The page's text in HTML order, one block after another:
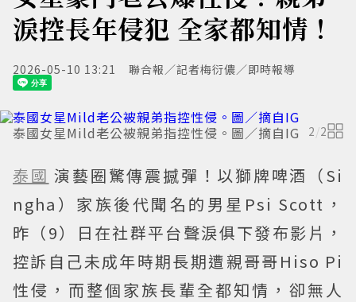
淚控長年侵犯 全家都知情！
2026-05-10 13:21 聯合報／記者梅衍儂／即時報導
泰國女星Mild老公被親弟指控性侵。圖／摘自IG 2/2
泰國 演藝圈驚傳震撼彈！以獅牌啤酒（Si
ngha）家族後代聞名的男星Psi Scott，
昨（9）日在社群平台聲淚俱下發布影片，
控訴自己未成年時期長期遭親哥哥Hiso Pi
性侵，而整個家族長輩全都知情，卻無人